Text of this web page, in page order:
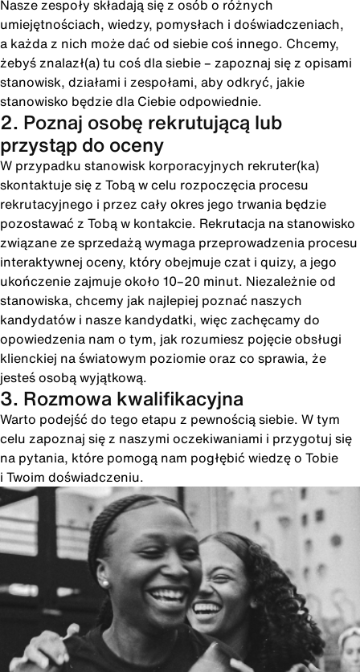
Nasze zespoły składają się z osób o różnych
umiejętnościach, wiedzy, pomysłach i doświadczeniach,
a każda z nich może dać od siebie coś innego. Chcemy,
żebyś znalazł(a) tu coś dla siebie – zapoznaj się z opisami
stanowisk, działami i zespołami, aby odkryć, jakie
stanowisko będzie dla Ciebie odpowiednie.
2. Poznaj osobę rekrutującą lub
przystąp do oceny
W przypadku stanowisk korporacyjnych rekruter(ka)
skontaktuje się z Tobą w celu rozpoczęcia procesu
rekrutacyjnego i przez cały okres jego trwania będzie
pozostawać z Tobą w kontakcie. Rekrutacja na stanowisko
związane ze sprzedażą wymaga przeprowadzenia procesu
interaktywnej oceny, który obejmuje czat i quizy, a jego
ukończenie zajmuje około 10–20 minut. Niezależnie od
stanowiska, chcemy jak najlepiej poznać naszych
kandydatów i nasze kandydatki, więc zachęcamy do
opowiedzenia nam o tym, jak rozumiesz pojęcie obsługi
klienckiej na światowym poziomie oraz co sprawia, że
jesteś osobą wyjątkową.
3. Rozmowa kwalifikacyjna
Warto podejść do tego etapu z pewnością siebie. W tym
celu zapoznaj się z naszymi oczekiwaniami i przygotuj się
na pytania, które pomogą nam pogłębić wiedzę o Tobie
i Twoim doświadczeniu.